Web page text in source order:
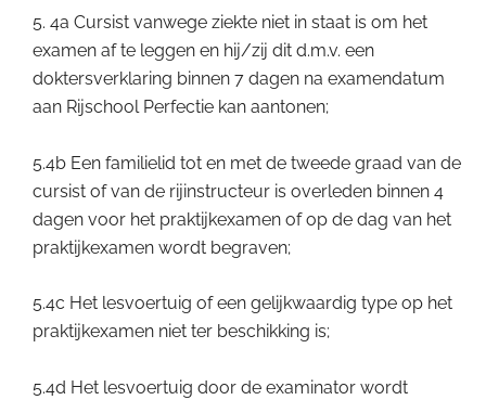
5. 4a Cursist vanwege ziekte niet in staat is om het
examen af te leggen en hij/zij dit d.m.v. een
doktersverklaring binnen 7 dagen na examendatum
aan Rijschool Perfectie kan aantonen;
5.4b Een familielid tot en met de tweede graad van de
cursist of van de rijinstructeur is overleden binnen 4
dagen voor het praktijkexamen of op de dag van het
praktijkexamen wordt begraven;
5.4c Het lesvoertuig of een gelijkwaardig type op het
praktijkexamen niet ter beschikking is;
5.4d Het lesvoertuig door de examinator wordt